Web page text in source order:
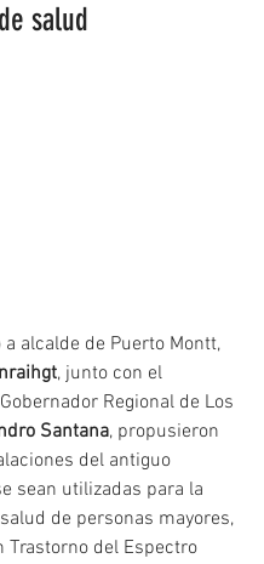
salud
alcalde de Puerto Montt,
, junto con el
Regional de Los
Santana, propusieron
del antiguo
sean utilizadas para la
de personas mayores,
Trastorno del Espectro